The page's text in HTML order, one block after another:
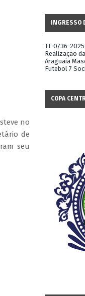
no
de
seu
INGRESSO
TF 0736-2025
Realização
Araguaia
Futebol 7
COPA